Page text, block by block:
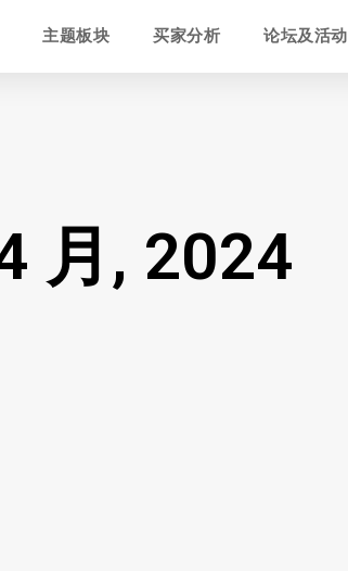
主题板块 买家分析 论坛及活动
月, 2024